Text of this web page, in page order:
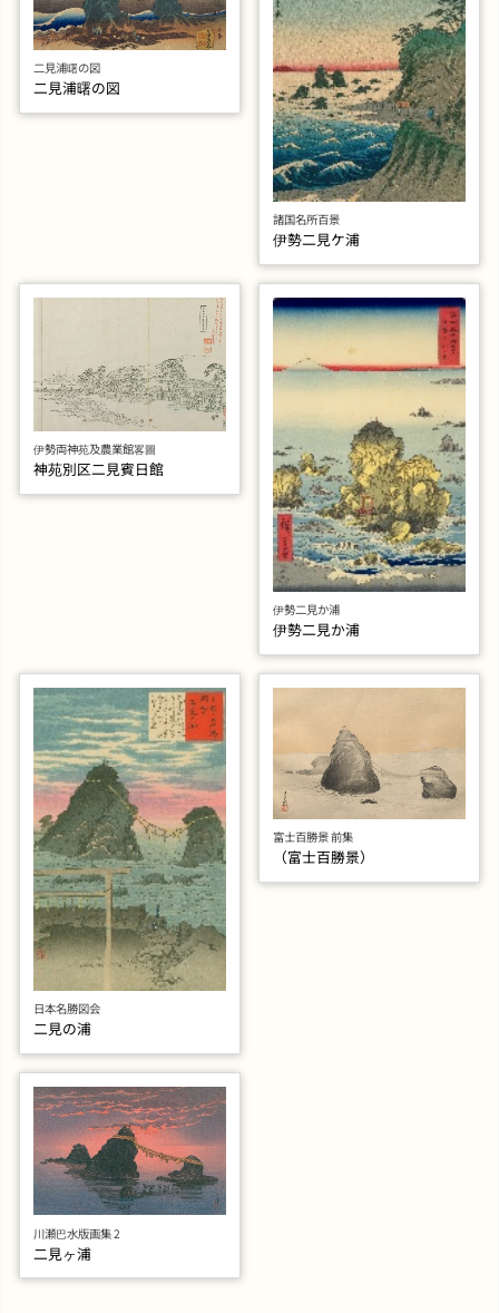
二見浦曙の図
二見浦曙の図
諸国名所百景
伊勢二見ケ浦
伊勢両神苑及農業館畧圖
神苑別区二見賓日館
伊勢二見か浦
伊勢二見か浦
日本名勝図会
二見の浦
富士百勝景 前集
（富士百勝景）
川瀬巴水版画集 2
二見ヶ浦